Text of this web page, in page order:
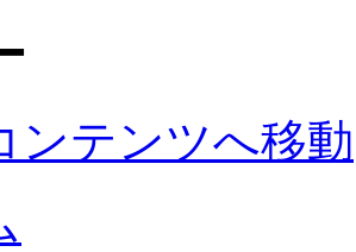
ンテンツへ移動